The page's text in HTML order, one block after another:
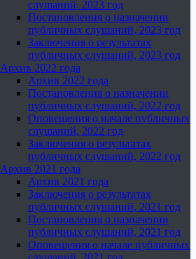
слушаний, 2023 год
Постановления о назначении
публичных слушаний, 2023 год
Заключения о результатах
публичных слушаний, 2023 год
Архив 2022 года
Архив 2022 года
Постановления о назначении
публичных слушаний, 2022 год
Оповещения о начале публичных
слушаний, 2022 год
Заключения о результатах
публичных слушаний, 2022 год
Архив 2021 года
Архив 2021 года
Заключения о результатах
публичных слушаний, 2021 год
Постановления о назначении
публичных слушаний, 2021 год
Оповещения о начале публичных